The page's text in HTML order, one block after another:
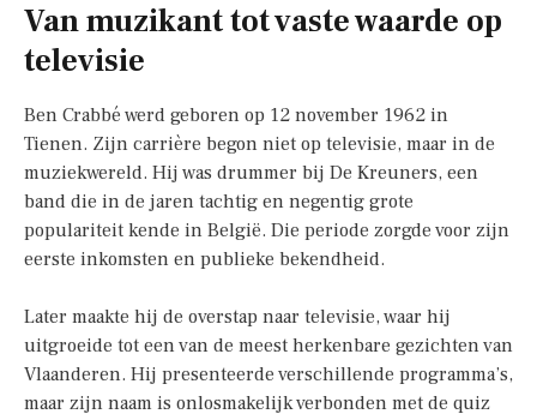
Van muzikant tot vaste waarde op
televisie
Ben Crabbé werd geboren op 12 november 1962 in
Tienen. Zijn carrière begon niet op televisie, maar in de
muziekwereld. Hij was drummer bij De Kreuners, een
band die in de jaren tachtig en negentig grote
populariteit kende in België. Die periode zorgde voor zijn
eerste inkomsten en publieke bekendheid.
Later maakte hij de overstap naar televisie, waar hij
uitgroeide tot een van de meest herkenbare gezichten van
Vlaanderen. Hij presenteerde verschillende programma’s,
maar zijn naam is onlosmakelijk verbonden met de quiz